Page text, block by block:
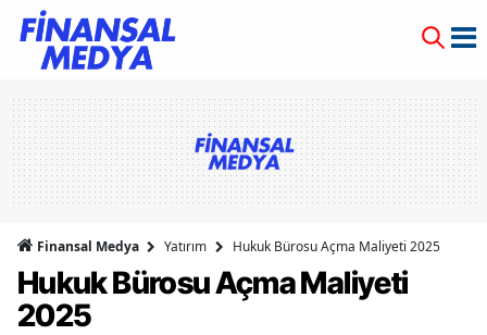
Finansal Medya Yatırım Hukuk Bürosu Açma Maliyeti 2025
Hukuk Bürosu Açma Maliyeti
2025